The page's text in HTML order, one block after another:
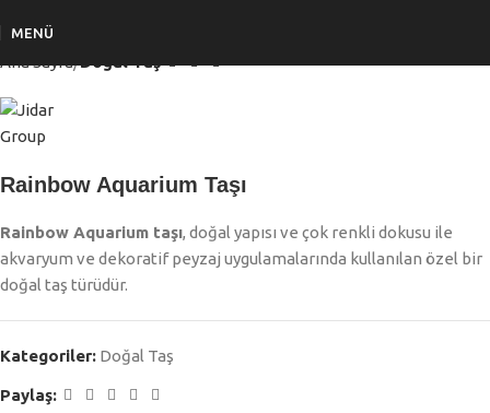
MENÜ
Ana Sayfa Doğal Taş
Rainbow Aquarium Taşı
Rainbow Aquarium taşı, doğal yapısı ve çok renkli dokusu ile
akvaryum ve dekoratif peyzaj uygulamalarında kullanılan özel bir
doğal taş türüdür.
Kategoriler: Doğal Taş
Paylaş: